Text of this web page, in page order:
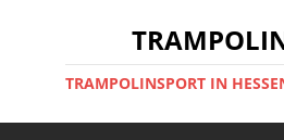
TRAMPOLINSPORT IN